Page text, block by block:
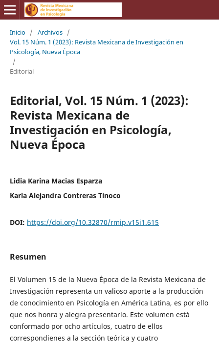
Inicio / Archivos /
Vol. 15 Núm. 1 (2023): Revista Mexicana de Investigación en
Psicología, Nueva Época
/
Editorial
Editorial, Vol. 15 Núm. 1 (2023):
Revista Mexicana de
Investigación en Psicología,
Nueva Época
Lidia Karina Macias Esparza
Karla Alejandra Contreras Tinoco
DOI: https://doi.org/10.32870/rmip.v15i1.615
Resumen
El Volumen 15 de la Nueva Época de la Revista Mexicana de
Investigación representa un valioso aporte a la producción
de conocimiento en Psicología en América Latina, es por ello
que nos honra y alegra presentarlo. Este volumen está
conformado por ocho artículos, cuatro de ellos
correspondienes a la sección teórica y cuatro